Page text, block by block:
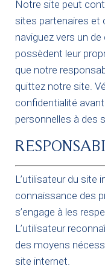
Notre site peut
sites partenaires et
naviguez vers un de
possèdent leur
que notre
quittez notre site.
confidentialité
personnelles à des
L’utilisateur du site
connaissance des
s’engage à les
L’utilisateur
des moyens
site internet.